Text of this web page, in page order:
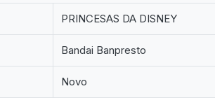
PRINCESAS DA DISNEY
Bandai Banpresto
Novo